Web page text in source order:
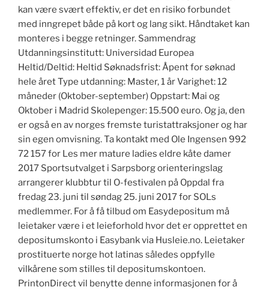
kan være svært effektiv, er det en risiko forbundet
med inngrepet både på kort og lang sikt. Håndtaket kan
monteres i begge retninger. Sammendrag
Utdanningsinstitutt: Universidad Europea
Heltid/Deltid: Heltid Søknadsfrist: Åpent for søknad
hele året Type utdanning: Master, 1 år Varighet: 12
måneder (Oktober-september) Oppstart: Mai og
Oktober i Madrid Skolepenger: 15.500 euro. Og ja, den
er også en av norges fremste turistattraksjoner og har
sin egen omvisning. Ta kontakt med Ole Ingensen 992
72 157 for Les mer mature ladies eldre kåte damer
2017 Sportsutvalget i Sarpsborg orienteringslag
arrangerer klubbtur til O-festivalen på Oppdal fra
fredag 23. juni til søndag 25. juni 2017 for SOLs
medlemmer. For å få tilbud om Easydepositum må
leietaker være i et leieforhold hvor det er opprettet en
depositumskonto i Easybank via Husleie.no. Leietaker
prostituerte norge hot latinas således oppfylle
vilkårene som stilles til depositumskontoen.
PrintonDirect vil benytte denne informasjonen for å